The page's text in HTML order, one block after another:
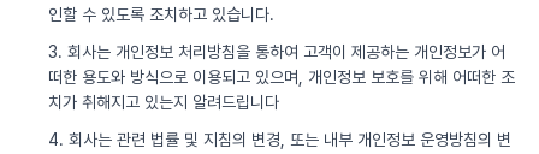
인할 수 있도록 조치하고 있습니다.
3. 회사는 개인정보 처리방침을 통하여 고객이 제공하는 개인정보가 어
떠한 용도와 방식으로 이용되고 있으며, 개인정보 보호를 위해 어떠한 조
치가 취해지고 있는지 알려드립니다
4. 회사는 관련 법률 및 지침의 변경, 또는 내부 개인정보 운영방침의 변